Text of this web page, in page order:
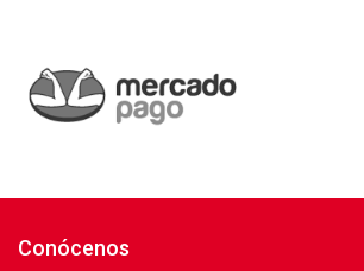
Conócenos